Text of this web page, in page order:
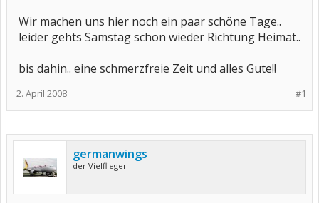
Wir machen uns hier noch ein paar schöne Tage..
leider gehts Samstag schon wieder Richtung Heimat..
bis dahin.. eine schmerzfreie Zeit und alles Gute!!
#1
2. April 2008
germanwings
der Vielflieger